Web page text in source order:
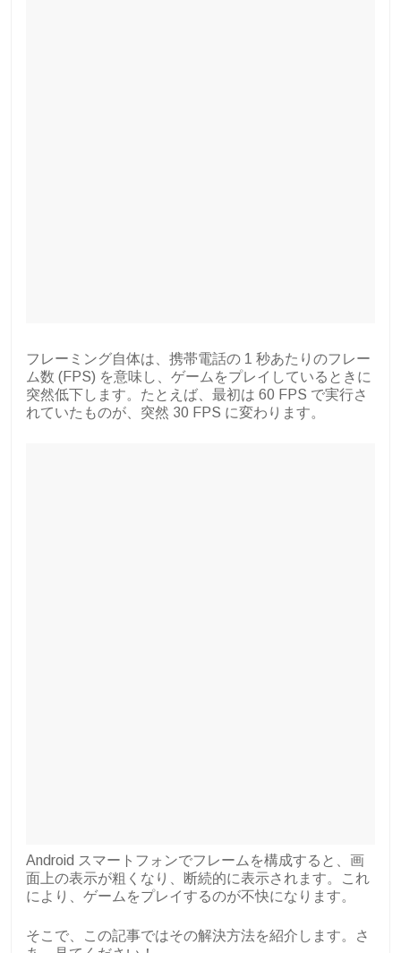
フレーミング自体は、携帯電話の 1 秒あたりのフレー
ム数 (FPS) を意味し、ゲームをプレイしているときに
突然低下します。たとえば、最初は 60 FPS で実行さ
れていたものが、突然 30 FPS に変わります。
Android スマートフォンでフレームを構成すると、画
面上の表示が粗くなり、断続的に表示されます。これ
により、ゲームをプレイするのが不快になります。
そこで、この記事ではその解決方法を紹介します。さ